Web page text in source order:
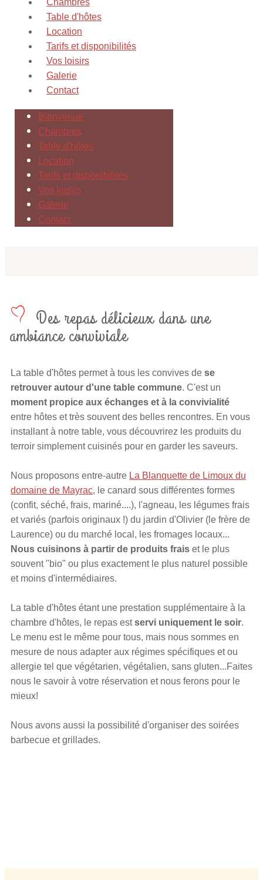
Chambres
Table d'hôtes
Location
Tarifs et disponibilités
Vos loisirs
Galerie
Contact
Bienvenue
Chambres
Table d'hôtes
Location
Tarifs et disponibilités
Vos loisirs
Galerie
Contact
​Des repas délicieux dans une
ambiance conviviale
La table d'hôtes permet à tous les convives de se
retrouver autour d'une table commune. C'est un
moment propice aux échanges et à la convivialité
entre hôtes et très souvent des belles rencontres. En vous
installant à notre table, vous découvrirez les produits du
terroir simplement cuisinés pour en garder les saveurs.
Nous proposons entre-autre La Blanquette de Limoux du
domaine de Mayrac, le canard sous différentes formes
(confit, séché, frais, mariné....), l'agneau, les légumes frais
et variés (parfois originaux !) du jardin d'Olivier (le frère de
Laurence) ou du marché local, les fromages locaux...
Nous cuisinons à partir de produits frais et le plus
souvent "bio" ou plus exactement le plus naturel possible
et moins d'intermédiaires.
La table d'hôtes étant une prestation supplémentaire à la
chambre d'hôtes, le repas estservi uniquement le soir.
Le menu est le même pour tous, mais nous sommes en
mesure de nous adapter aux régimes spécifiques et ou
allergie tel que végétarien, végétalien, sans gluten...Faites
nous le savoir à votre réservation et nous ferons pour le
mieux!
Nous avons aussi la possibilité d'organiser des soirées
barbecue et grillades.